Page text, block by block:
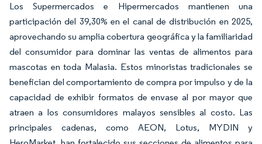
Los Supermercados e Hipermercados mantienen una
participación del 39,30% en el canal de distribución en 2025,
aprovechando su amplia cobertura geográfica y la familiaridad
del consumidor para dominar las ventas de alimentos para
mascotas en toda Malasia. Estos minoristas tradicionales se
benefician del comportamiento de compra por impulso y de la
capacidad de exhibir formatos de envase al por mayor que
atraen a los consumidores malayos sensibles al costo. Las
principales cadenas, como AEON, Lotus, MYDIN y